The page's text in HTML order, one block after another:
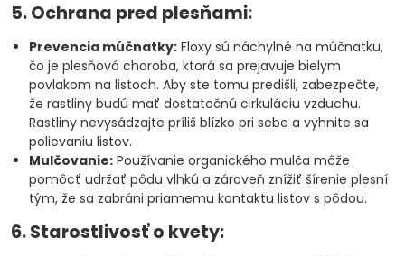
5. Ochrana pred plesňami:
Prevencia múčnatky: Floxy sú náchylné na múčnatku,
čo je plesňová choroba, ktorá sa prejavuje bielym
povlakom na listoch. Aby ste tomu predišli, zabezpečte,
že rastliny budú mať dostatočnú cirkuláciu vzduchu.
Rastliny nevysádzajte príliš blízko pri sebe a vyhnite sa
polievaniu listov.
Mulčovanie: Používanie organického mulča môže
pomôcť udržať pôdu vlhkú a zároveň znížiť šírenie plesní
tým, že sa zabráni priamemu kontaktu listov s pôdou.
6. Starostlivosť o kvety: